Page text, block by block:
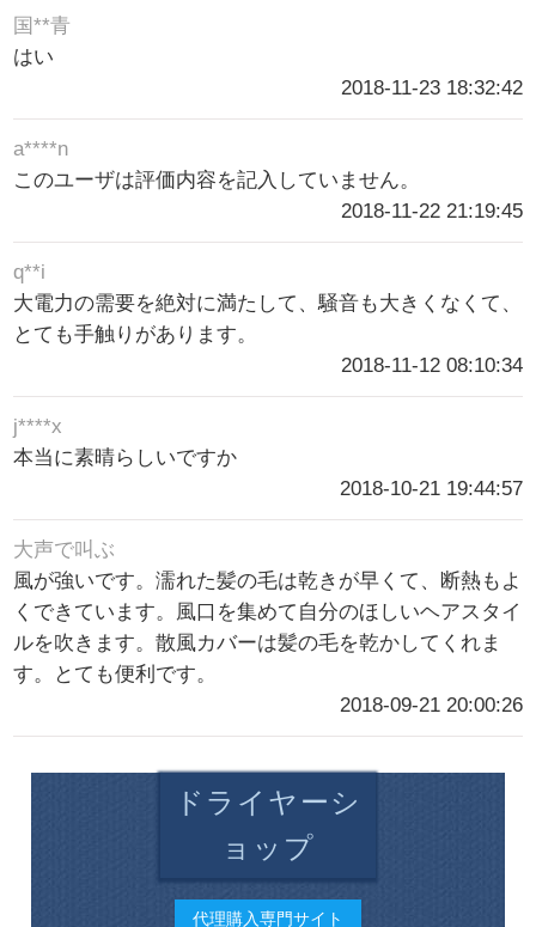
国**青
はい
2018-11-23 18:32:42
a****n
このユーザは評価内容を記入していません。
2018-11-22 21:19:45
q**i
大電力の需要を絶対に満たして、騒音も大きくなくて、
とても手触りがあります。
2018-11-12 08:10:34
j****x
本当に素晴らしいですか
2018-10-21 19:44:57
大声で叫ぶ
風が強いです。濡れた髪の毛は乾きが早くて、断熱もよ
くできています。風口を集めて自分のほしいヘアスタイ
ルを吹きます。散風カバーは髪の毛を乾かしてくれま
す。とても便利です。
2018-09-21 20:00:26
ドライヤーシ
ョップ
代理購入専門サイト